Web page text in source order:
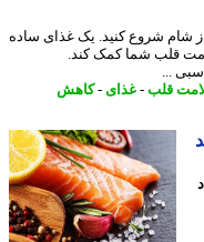
شروع کنید. یک غذای ساده
به سلامت قلب شما کمک کند.
...
قلب -غذای- کاهش